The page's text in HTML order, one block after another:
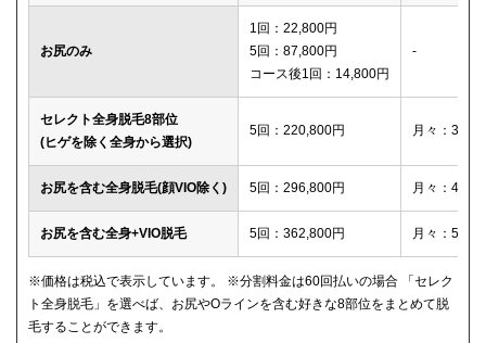
お尻のみ
1回：22,800円
5回：87,800円
コース後1回：14,800円
-
セレクト全身脱毛8部位
(ヒゲを除く全身から選択)
5回：220,800円 月々：
お尻を含む全身脱毛(顔VIO除く) 5回：296,800円 月々：
お尻を含む全身+VIO脱毛 5回：362,800円 月々：
※価格は税込で表示しています。 ※分割料金は60回払いの場合 「セレク
ト全身脱毛」を選べば、お尻やOラインを含む好きな8部位をまとめて脱
毛することができます。